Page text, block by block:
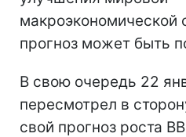
макроэкономической
прогноз может быть
В свою очередь 22
пересмотрел в
свой прогноз роста